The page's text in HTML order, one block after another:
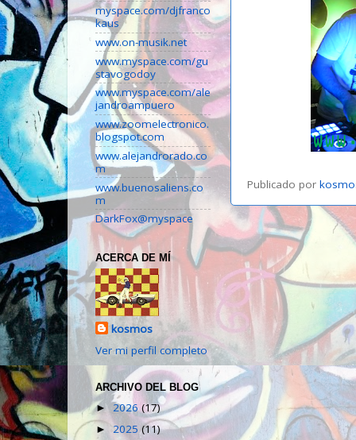
Publicado por
myspace.com/djfranco
kaus
www.on-musik.net
www.myspace.com/gu
stavogodoy
www.myspace.com/ale
jandroampuero
www.zoomelectronico.
blogspot.com
www.alejandrorado.co
m
www.buenosaliens.co
m
DarkFox@myspace
ACERCA DE MÍ
kosmos
Ver mi perfil completo
ARCHIVO DEL BLOG
► 2026(17)
► 2025(11)